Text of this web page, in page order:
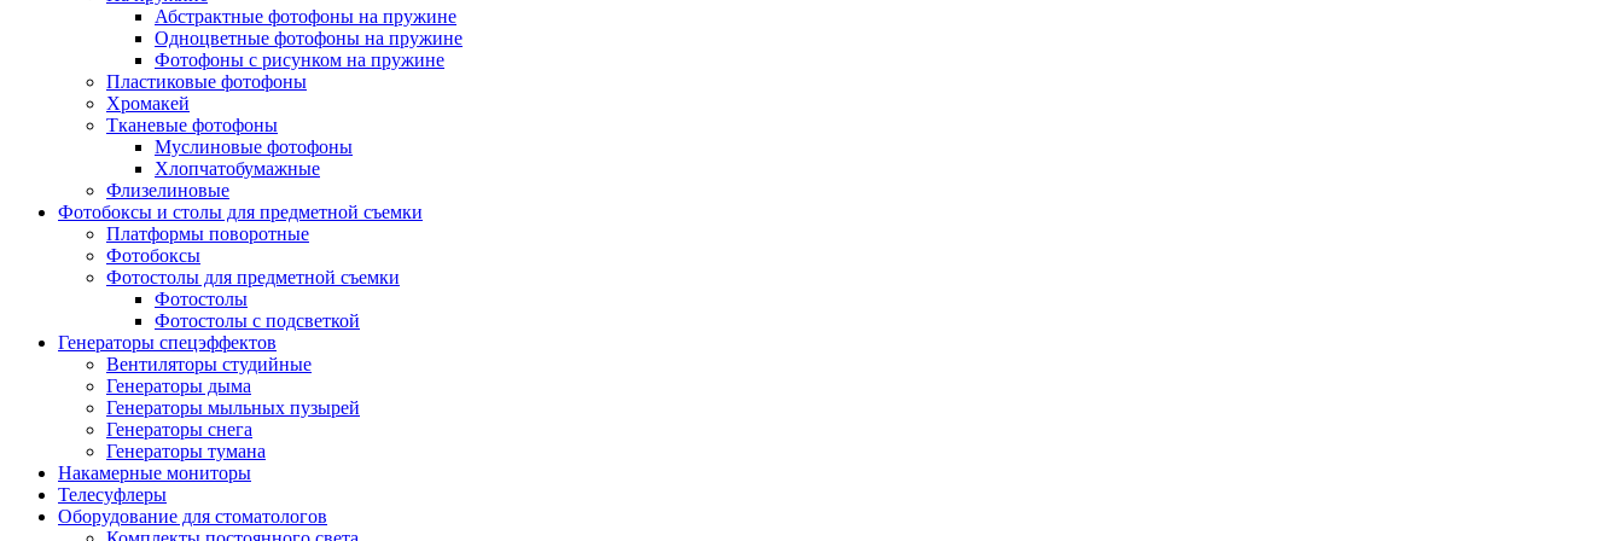
Абстрактные фотофоны на пружине
Одноцветные фотофоны на пружине
Фотофоны с рисунком на пружине
Пластиковые фотофоны
Хромакей
Тканевые фотофоны
Муслиновые фотофоны
Хлопчатобумажные
Флизелиновые
Фотобоксы и столы для предметной съемки
Платформы поворотные
Фотобоксы
Фотостолы для предметной съемки
Фотостолы
Фотостолы с подсветкой
Генераторы спецэффектов
Вентиляторы студийные
Генераторы дыма
Генераторы мыльных пузырей
Генераторы снега
Генераторы тумана
Накамерные мониторы
Телесуфлеры
Оборудование для стоматологов